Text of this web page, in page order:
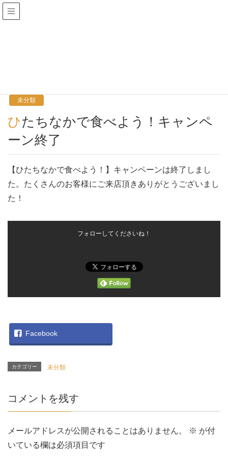
未分類
ひたちなかで食べよう！キャンペ
ーン終了
【ひたちなかで食べよう！】キャンペーンは終了しまし
た。たくさんのお客様にご来店頂きありがとうございまし
た！
フォローしてくださいね！
Facebook
カテゴリー 未分類
コメントを残す
メールアドレスが公開されることはありません。 ※ が付
いている欄は必須項目です